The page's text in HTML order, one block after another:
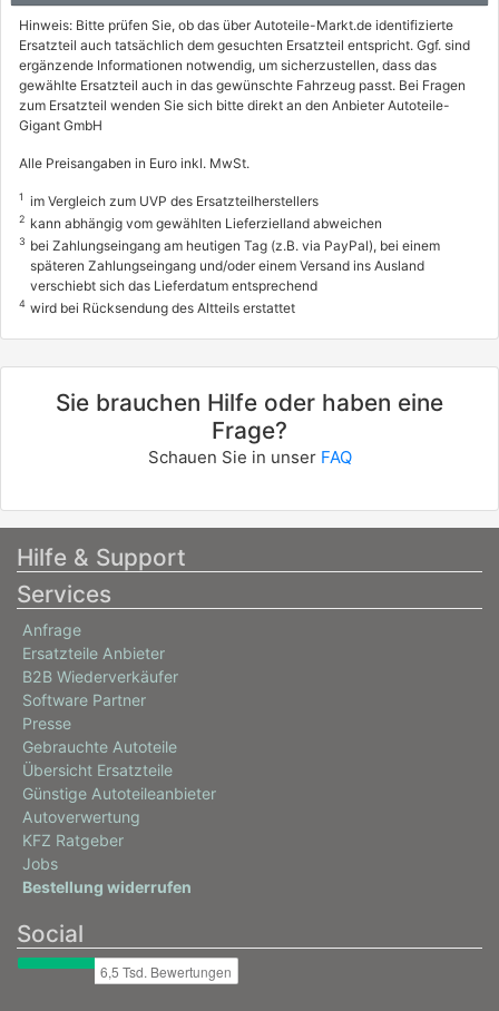
Hinweis: Bitte prüfen Sie, ob das über Autoteile-Markt.de identifizierte
Ersatzteil auch tatsächlich dem gesuchten Ersatzteil entspricht. Ggf. sind
ergänzende Informationen notwendig, um sicherzustellen, dass das
gewählte Ersatzteil auch in das gewünschte Fahrzeug passt. Bei Fragen
zum Ersatzteil wenden Sie sich bitte direkt an den Anbieter Autoteile-
Gigant GmbH
Alle Preisangaben in Euro inkl. MwSt.
1 im Vergleich zum UVP des Ersatzteilherstellers
2 kann abhängig vom gewählten Lieferzielland abweichen
3 bei Zahlungseingang am heutigen Tag (z.B. via PayPal), bei einem
späteren Zahlungseingang und/oder einem Versand ins Ausland
verschiebt sich das Lieferdatum entsprechend
4 wird bei Rücksendung des Altteils erstattet
Sie brauchen Hilfe oder haben eine
Frage?
Schauen Sie in unser FAQ
Hilfe & Support
Services
Anfrage
Ersatzteile Anbieter
B2B Wiederverkäufer
Software Partner
Presse
Gebrauchte Autoteile
Übersicht Ersatzteile
Günstige Autoteileanbieter
Autoverwertung
KFZ Ratgeber
Jobs
Bestellung widerrufen
Social